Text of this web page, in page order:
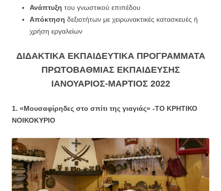
Ανάπτυξη του γνωστικού επιπέδου
Απόκτηση δεξιοτήτων με χειρωνακτικές κατασκευές ή
χρήση εργαλείων
ΔΙΔΑΚΤΙΚΑ ΕΚΠΑΙΔΕΥΤΙΚΑ ΠΡΟΓΡΑΜΜΑΤΑ
ΠΡΩΤΟΒΑΘΜΙΑΣ ΕΚΠΑΙΔΕΥΣΗΣ
ΙΑΝΟΥΑΡΙΟΣ-ΜΑΡΤΙΟΣ 2022
1. «Μουσαφίρηδες στο σπίτι της γιαγιάς» -ΤΟ ΚΡΗΤΙΚΟ
ΝΟΙΚΟΚΥΡΙΟ